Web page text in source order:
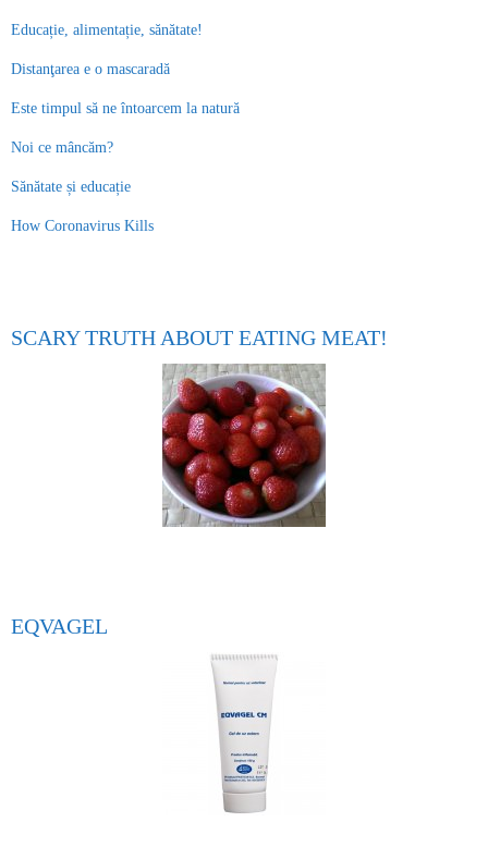
Educație, alimentație, sănătate!
Distanţarea e o mascaradă
Este timpul să ne întoarcem la natură
Noi ce mâncăm?
Sănătate și educație
How Coronavirus Kills
SCARY TRUTH ABOUT EATING MEAT!
EQVAGEL